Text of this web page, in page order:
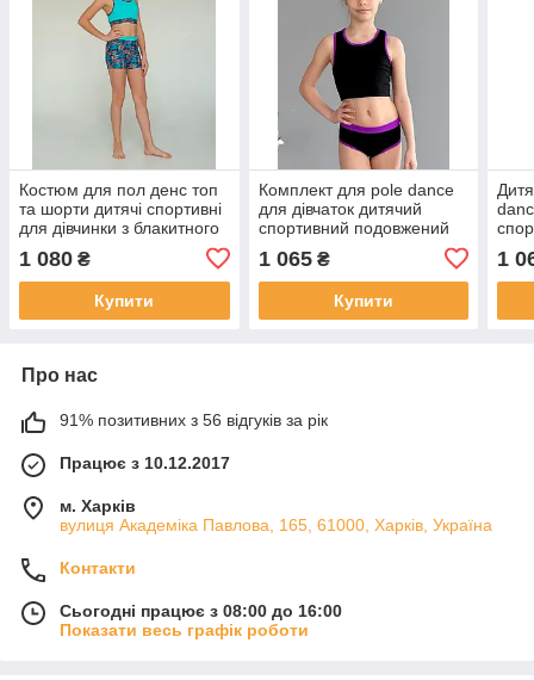
Костюм для пол денс топ
та шорти дитячі спортивні
для дівчинки з блакитного
біфлексу з принтом Олівія
р.26-44
1 080 ₴
Купити
Комплект для pole dance
для дівчаток дитячий
спортивний подовжений
топ і труси з біфлексу Рут
р.26-44
1 065₴
Купити
р.
1
Про нас
91% позитивних з 56 відгуків за рік
Працює з 10.12.2017
м. Харків
вулиця Академіка Павлова, 165, 61000, Харків, Україна
Контакти
Сьогодні працює з 08:00 до 16:00
Показати весь графік роботи